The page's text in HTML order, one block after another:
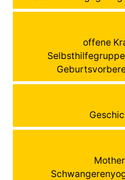
offene